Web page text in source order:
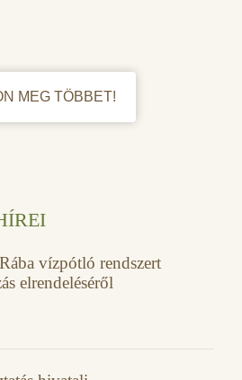
MEG TÖBBET!
vízpótló rendszert
elrendeléséről